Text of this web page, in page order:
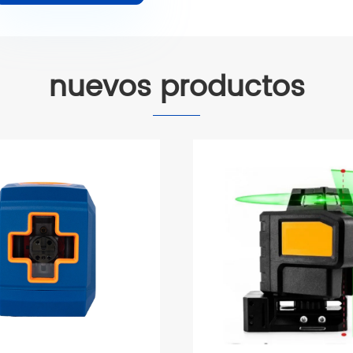
nuevos productos